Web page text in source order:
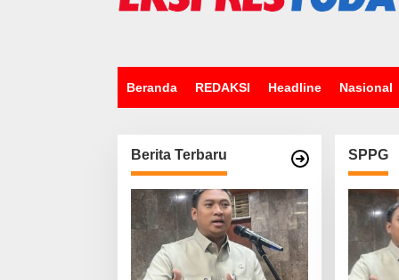
Beranda REDAKSI Headline Nasional
Berita Terbaru SPPG